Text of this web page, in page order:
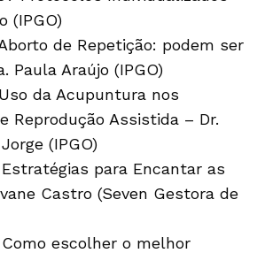
(IPGO)
de Repetição: podem ser
Paula Araújo (IPGO)
da Acupuntura nos
Reprodução Assistida – Dr.
(IPGO)
Estratégias para Encantar as
Castro (Seven Gestora de
Como escolher o melhor